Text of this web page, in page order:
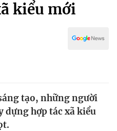
kiểu mới
tạo, những người
dựng hợp tác xã kiểu